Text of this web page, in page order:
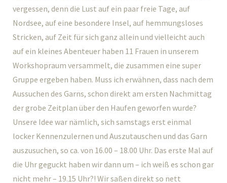
vergessen, denn die Lust auf ein paar freie Tage, auf
Nordsee, auf eine besondere Insel, auf hemmungsloses
Stricken, auf Zeit für sich ganz allein und vielleicht auch
auf ein kleines Abenteuer haben 11 Frauen in unserem
Workshopraum versammelt, die zusammen eine super
Gruppe ergeben haben. Muss ich erwähnen, dass nach dem
Aussuchen des Garns, schon direkt am ersten Nachmittag
der grobe Zeitplan über den Haufen geworfen wurde?
Unsere Idee war nämlich, sich samstags erst einmal
locker Kennenzulernen und Auszutauschen und das Garn
auszusuchen, so ca. von 16.00 – 18.00 Uhr. Das erste Mal auf
die Uhr geguckt haben wir dann um – ich weiß es schon gar
nicht mehr – 19.15 Uhr?! Wir saßen direkt so nett